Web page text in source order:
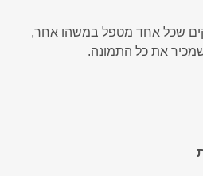
שכל אחד מטפל במשהו אחר,
את כל התמונה.